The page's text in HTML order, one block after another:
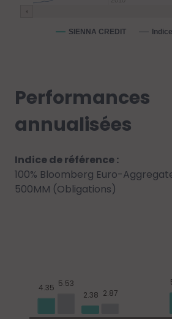
SIENNA CREDIT
Performances
annualisées
Indice de référence :
100% Bloomberg Euro-
500MM (Obligations)